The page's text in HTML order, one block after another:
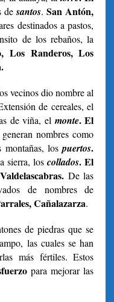
desantos.San Antón,
destinados a pastos,
de los rebaños, la
Los Randeros, Los
vecinos dio nombre al
de cereales, el
de viña, el monte. El
nombres como
montañas, lospuertos.
sierra, loscollados. El
Valdelascabras. De las
de nombres de
Cañalazarza.
de piedras que se
las cuales se han
más fértiles. Estos
para mejorar las